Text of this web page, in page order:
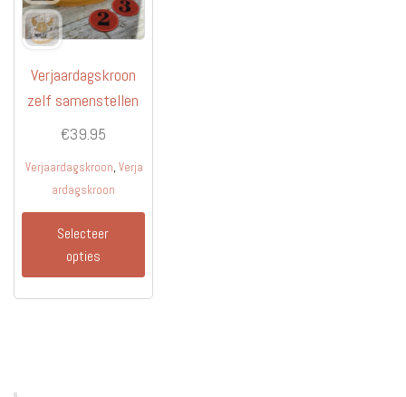
Verjaardagskroon
zelf samenstellen
€39.95
Verjaardagskroon, Verja
ardagskroon
Selecteer
opties
Dit